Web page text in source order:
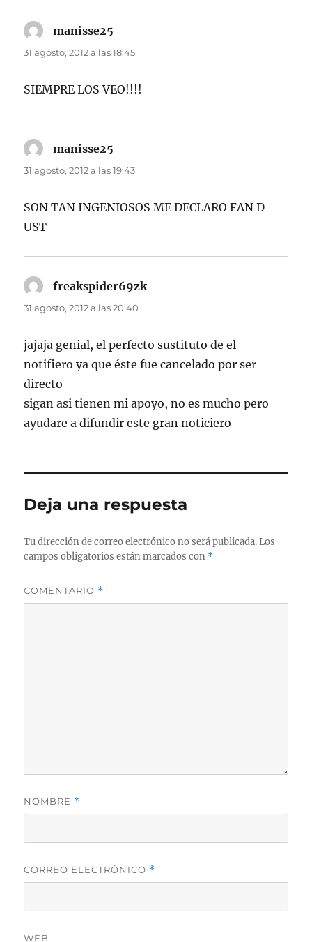
manisse25
31 agosto, 2012 a las 18:45
SIEMPRE LOS VEO!!!!
manisse25
31 agosto, 2012 a las 19:43
SON TAN INGENIOSOS ME DECLARO FAN D
UST
freakspider69zkdice:
31 agosto, 2012 a las 20:40
jajaja genial, el perfecto sustituto de el
notifiero ya que éste fue cancelado por ser
directo
sigan asi tienen mi apoyo, no es mucho pero
ayudare a difundir este gran noticiero
Deja una respuesta
Tu dirección de correo electrónico no será publicada. Los
campos obligatorios están marcados con *
COMENTARIO *
NOMBRE *
CORREO ELECTRÓNICO *
WEB